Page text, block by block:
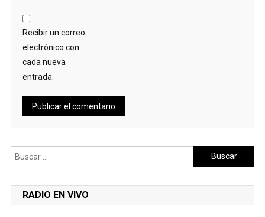
Recibir un correo
electrónico con
cada nueva
entrada.
Buscar:
RADIO EN VIVO